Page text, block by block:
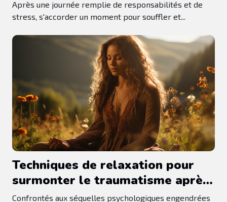
chargée
Après une journée remplie de responsabilités et de
stress, s'accorder un moment pour souffler et...
Techniques de relaxation pour
surmonter le traumatisme après
une relation avec un pervers
Confrontés aux séquelles psychologiques engendrées